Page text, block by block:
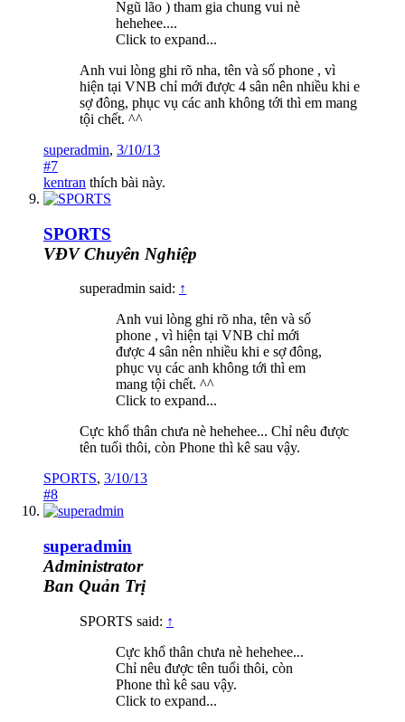
Ngũ lão ) tham gia chung vui nè
hehehee....
Click to expand...
Anh vui lòng ghi rõ nha, tên và số phone , vì
hiện tại VNB chỉ mới được 4 sân nên nhiều khi e
sợ đông, phục vụ các anh không tới thì em mang
tội chết. ^^
superadmin, 3/10/13
#7
kentran thích bài này.
SPORTS
VĐV Chuyên Nghiệp
superadmin said: ↑
Anh vui lòng ghi rõ nha, tên và số
phone , vì hiện tại VNB chỉ mới
được 4 sân nên nhiều khi e sợ đông,
phục vụ các anh không tới thì em
mang tội chết. ^^
Click to expand...
Cực khổ thân chưa nè hehehee... Chỉ nêu được
tên tuổi thôi, còn Phone thì kê sau vậy.
SPORTS, 3/10/13
#8
superadmin
Administrator
Ban Quản Trị
SPORTS said: ↑
Cực khổ thân chưa nè hehehee...
Chỉ nêu được tên tuổi thôi, còn
Phone thì kê sau vậy.
Click to expand...